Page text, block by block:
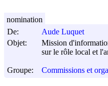
De:
Aude Luquet
Objet:
Mission
sur le rôle local et
Groupe: Commissions et
nomination